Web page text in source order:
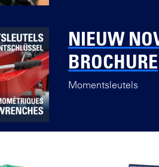
NIEUW
BROCHURE
Momentsleutels